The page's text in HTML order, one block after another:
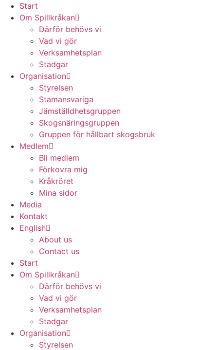
Start
Om Spillkråkan
Därför behövs vi
Vad vi gör
Verksamhetsplan
Stadgar
Organisation
Styrelsen
Stamansvariga
Jämställdhetsgruppen
Skogsnäringsgruppen
Gruppen för hållbart skogsbruk
Medlem
Bli medlem
Förkovra mig
Kråkröret
Mina sidor
Media
Kontakt
English
About us
Contact us
Start
Om Spillkråkan
Därför behövs vi
Vad vi gör
Verksamhetsplan
Stadgar
Organisation
Styrelsen